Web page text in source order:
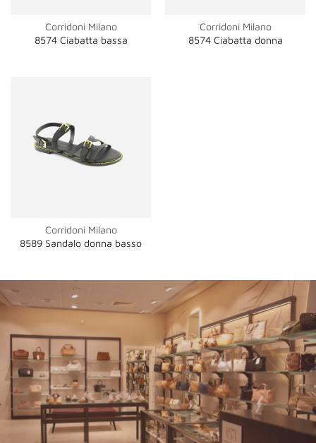
Corridoni Milano
8574 Ciabatta bassa
Corridoni Milano
8574 Ciabatta donna
Corridoni Milano
8589 Sandalo donna basso